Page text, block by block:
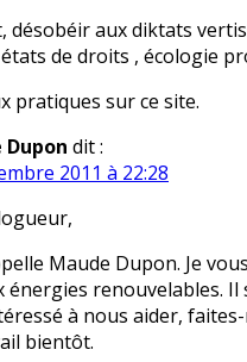
désobéir aux diktats
de droits , écologie
pratiques sur ce site.
Dupon dit :
2011 à 22:28
Maude Dupon. Je
énergies renouvelables. Il
à nous aider,
bientôt.